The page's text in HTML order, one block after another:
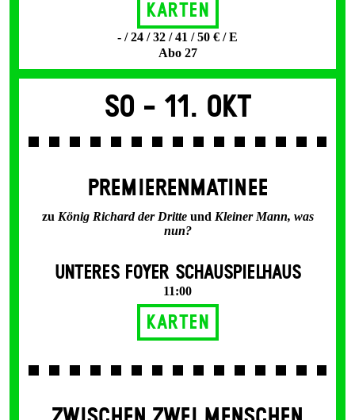
Karten
- / 24 / 32 / 41 / 50 € / E
Abo 27
So - 11. Okt
PREMIERENMATINEE
zu König Richard der Dritte und Kleiner Mann, was
nun?
UNTERES FOYER SCHAUSPIELHAUS
11:00
Karten